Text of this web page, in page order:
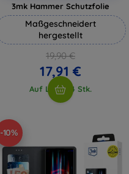
3mk Hammer Schutzfolie
Maßgeschneidert
hergestellt
19,90 €
17,91 €
Auf Lager 4 Stk.
-10%